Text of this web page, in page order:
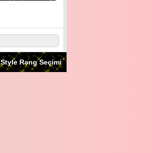
Style Rəng Seçimi